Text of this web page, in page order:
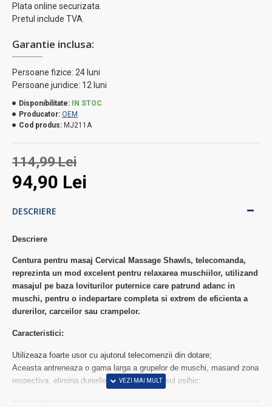
Plata online securizata.
Pretul include TVA.
Garantie inclusa:
Persoane fizice: 24 luni
Persoane juridice: 12 luni
114,99 Lei
94,90 Lei
Disponibilitate: IN STOC
Producator: OEM
Cod produs: MJ211A
DESCRIERE
Descriere
Centura pentru masaj Cervical Massage Shawls, telecomanda,
reprezinta un mod excelent pentru relaxarea muschiilor, utilizand
masajul pe baza loviturilor puternice care patrund adanc in
muschi, pentru o indepartare completa si extrem de eficienta a
durerilor, carceilor sau crampelor.
Caracteristici:
Utilizeaza foarte usor cu ajutorul telecomenzii din dotare;
Aceasta antreneaza o gama larga a grupelor de muschi, masand zona
respectiva, elimina durerile fizice dar si stresul psihic;